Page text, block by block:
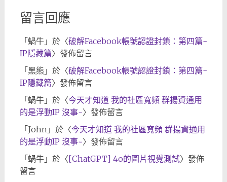
留言回應
「蝸牛」於〈破解Facebook帳號認證封鎖：第四篇-
IP隱藏篇〉發佈留言
「黑熊 」於〈破解Facebook帳號認證封鎖：第四篇-
IP隱藏篇〉發佈留言
「蝸牛」於〈今天才知道 我的社區寬頻 群揚資通用
的是浮動IP 沒事~〉發佈留言
「John 」於〈今天才知道 我的社區寬頻 群揚資通用
的是浮動IP 沒事~〉發佈留言
「蝸牛」於〈[ChatGPT] 4o的圖片視覺測試〉發佈
留言